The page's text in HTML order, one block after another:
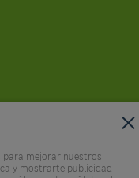
para mejorar nuestros
y mostrarte publicidad